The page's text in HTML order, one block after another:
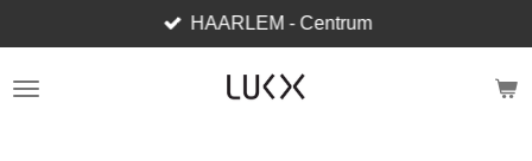
to
main
HAARLEM - Centrum